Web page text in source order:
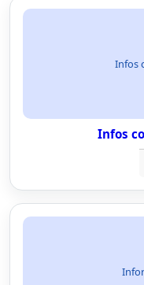
Infos
Infos